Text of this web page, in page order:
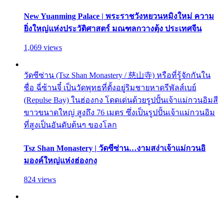
New Yuanming Palace | พระราชวังหยวนหมิงใหม่ ความ
ยิ่งใหญ่แห่งประวัติศาสตร์ มณฑลกวางตุ้ง ประเทศจีน
1,069 views
วัดซีซ่าน (Tsz Shan Monastery / 慈山寺) หรือที่รู้จักกันใน
ชื่อ ฉี่ซ้านจี๋ เป็นวัดพุทธที่ตั้งอยู่ริมชายหาดรีพัลส์เบย์
(Repulse Bay) ในฮ่องกง โดดเด่นด้วยรูปปั้นเจ้าแม่กวนอิมสี
ขาวขนาดใหญ่ สูงถึง 76 เมตร ซึ่งเป็นรูปปั้นเจ้าแม่กวนอิม
ที่สูงเป็นอันดับต้นๆ ของโลก
Tsz Shan Monastery | วัดซีซ่าน…งามสง่าเจ้าแม่กวนอิ
มองค์ใหญ่แห่งฮ่องกง
824 views